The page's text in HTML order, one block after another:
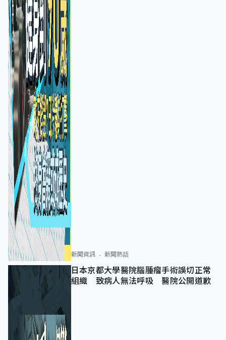
新聞資訊 新聞熱話
日本京都大學醫院腦腫瘤手術誤切正常
組織 致病人無法呼吸 醫院公開道歉